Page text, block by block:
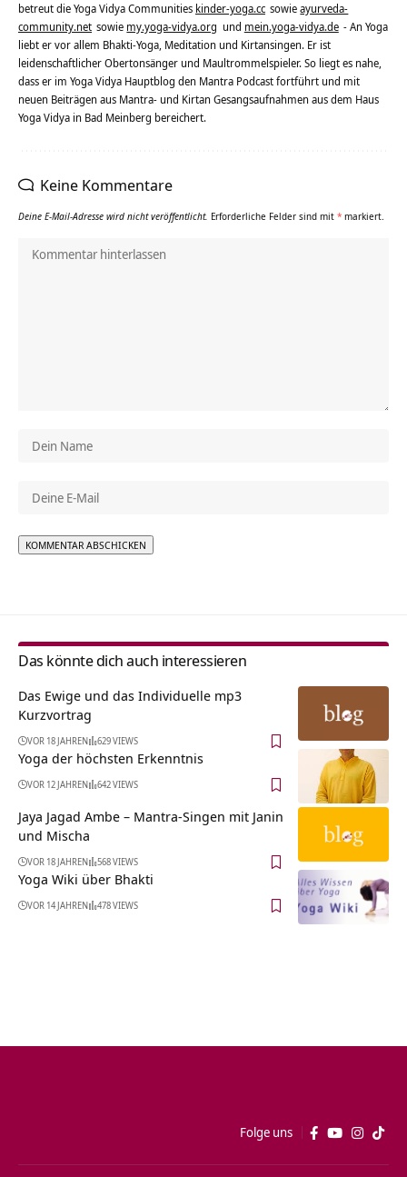
betreut die Yoga Vidya Communities kinder-yoga.cc sowieayurveda-
community.net sowie my.yoga-vidya.org und mein.yoga-vidya.de - An Yoga
liebt er vor allem Bhakti-Yoga, Meditation und Kirtansingen. Er ist
leidenschaftlicher Obertonsänger und Maultrommelspieler. So liegt es nahe,
dass er im Yoga Vidya Hauptblog den Mantra Podcast fortführt und mit
neuen Beiträgen aus Mantra- und Kirtan Gesangsaufnahmen aus dem Haus
Yoga Vidya in Bad Meinberg bereichert.
Keine Kommentare
Deine E-Mail-Adresse wird nicht veröffentlicht. Erforderliche Felder sind mit * markiert.
Das könnte dich auch interessieren
Das Ewige und das Individuelle mp3
Kurzvortrag
VOR 18 JAHREN 629 VIEWS
Yoga der höchsten Erkenntnis
VOR 12 JAHREN 642 VIEWS
Jaya Jagad Ambe – Mantra-Singen mit Janin
und Mischa
VOR 18 JAHREN 568 VIEWS
Yoga Wiki über Bhakti
VOR 14 JAHREN 478 VIEWS
Folge uns